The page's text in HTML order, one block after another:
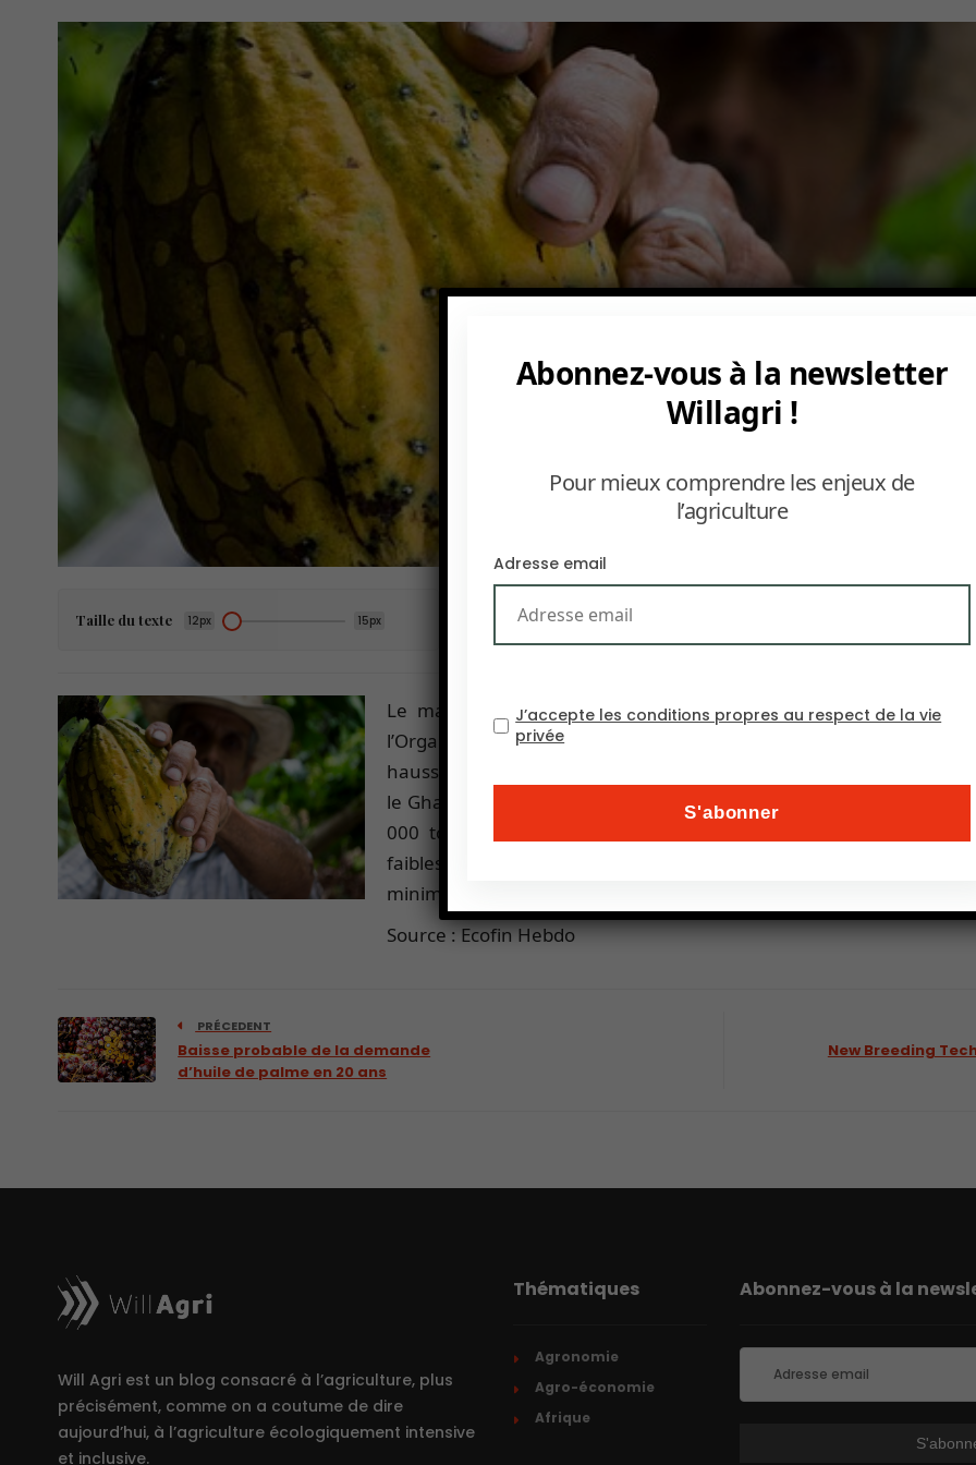
Taille du texte 12px 15px
Le marché mondial du cacao devrait connaître, en 2018/
l’Organisation internationale du cacao (Icco). La production
hausse de 150 000 tonnes par rapport à la saison précédente. La
le Ghana 900 000 tonnes. Les broyages mondiaux, eux, se
000 tonnes du fait d’un accroissement de la demande des
faiblesse des cours actuelle. Par ailleurs, la Côte d’Ivoire et le
minimum garanti commun de 1700 à 2 000 livres la tonne.
Source : Ecofin Hebdo
PRÉCEDENT
Baisse probable de la demande
d’huile de palme en 20 ans
New Breeding
Will Agri est un blog consacré à l’agriculture, plus
précisément, comme on a coutume de dire
aujourd’hui, à l’agriculture écologiquement intensive
et inclusive.
Thématiques
Agronomie
Agro-économie
Afrique
Abonnez-vous à la
Abonnez-vous à la newsletter
Willagri !
Pour mieux comprendre les enjeux de
l’agriculture
Adresse email
J’accepte les conditions propres au respect de la vie
privée